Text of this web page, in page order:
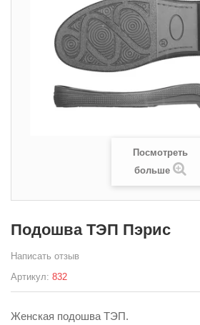
Посмотреть
больше
Подошва ТЭП Пэрис
Написать отзыв
Артикул: 832
Женская подошва ТЭП.